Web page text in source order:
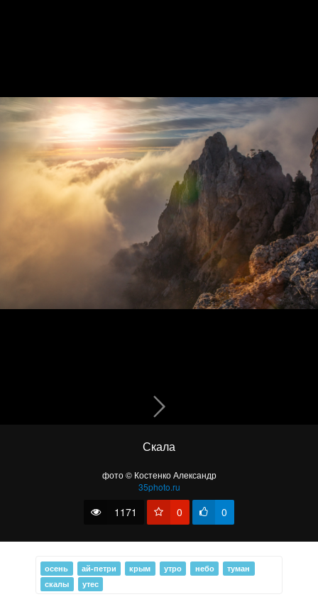
Волшебный цветок
Вечернее созерцание бонсая в Долине Привидений
фото © Костенко Александр
35photo.ru
Скала
1171 0 0
осень ай-петри крым утро небо
туман
скалы
утес